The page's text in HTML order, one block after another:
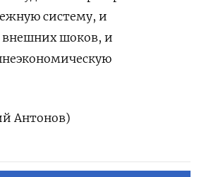
систему, и
внешних шоков, и
Антонов)